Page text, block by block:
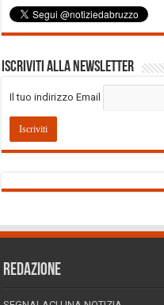
Iscriviti alla Newsletter
Il tuo indirizzo Email
REDAZIONE